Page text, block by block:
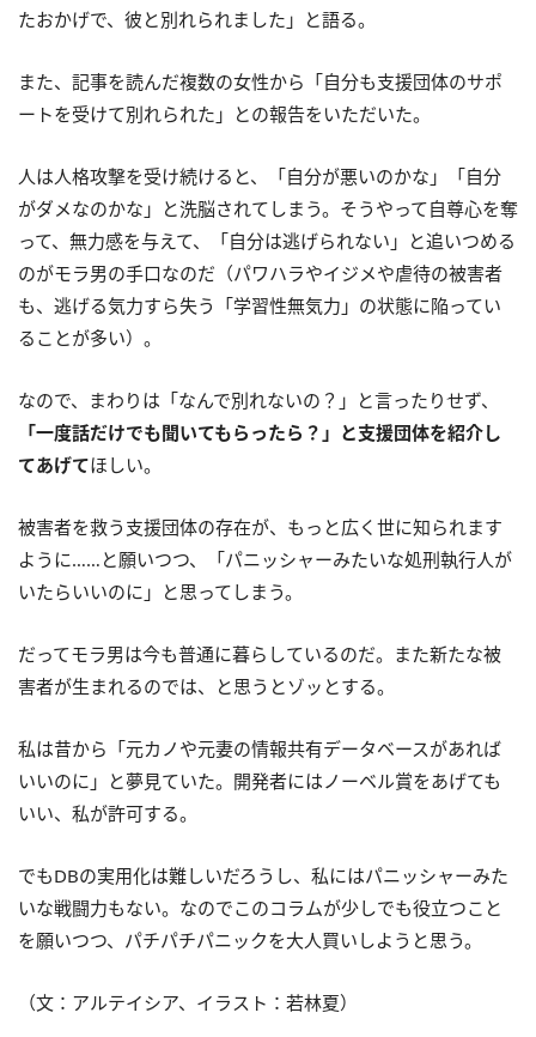
たおかげで、彼と別れられました」と語る。
また、記事を読んだ複数の女性から「自分も支援団体のサポ
ートを受けて別れられた」との報告をいただいた。
人は人格攻撃を受け続けると、「自分が悪いのかな」「自分
がダメなのかな」と洗脳されてしまう。そうやって自尊心を奪
って、無力感を与えて、「自分は逃げられない」と追いつめる
のがモラ男の手口なのだ（パワハラやイジメや虐待の被害者
も、逃げる気力すら失う「学習性無気力」の状態に陥ってい
ることが多い）。
なので、まわりは「なんで別れないの？」と言ったりせず、
「一度話だけでも聞いてもらったら？」と支援団体を紹介し
てあげてほしい。
被害者を救う支援団体の存在が、もっと広く世に知られます
ように……と願いつつ、「パニッシャーみたいな処刑執行人が
いたらいいのに」と思ってしまう。
だってモラ男は今も普通に暮らしているのだ。また新たな被
害者が生まれるのでは、と思うとゾッとする。
私は昔から「元カノや元妻の情報共有データベースがあれば
いいのに」と夢見ていた。開発者にはノーベル賞をあげても
いい、私が許可する。
でもDBの実用化は難しいだろうし、私にはパニッシャーみた
いな戦闘力もない。なのでこのコラムが少しでも役立つこと
を願いつつ、パチパチパニックを大人買いしようと思う。
（文：アルテイシア、イラスト：若林夏）